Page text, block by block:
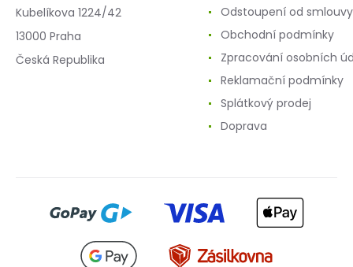
Kubelíkova 1224/42
13000 Praha
Česká Republika
Odstoupení od smlouvy
Obchodní podmínky
Zpracování osobních
Reklamační podmínky
Splátkový prodej
Doprava